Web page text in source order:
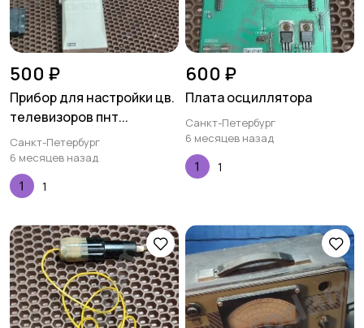
500 ₽
Прибор для настройки цв.
телевизоров пнт...
Санкт-Петербург
6 месяцев назад
1
600 ₽
Плата осциллятора
Санкт-Петербург
6 месяцев назад
1